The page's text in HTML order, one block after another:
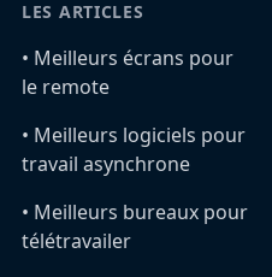
LES ARTICLES
•️ Meilleurs écrans pour
le remote
•️ Meilleurs logiciels pour
travail asynchrone
•️ Meilleurs bureaux pour
télétravailer